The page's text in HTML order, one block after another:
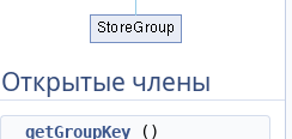
Открытые члены
getGroupKey ()